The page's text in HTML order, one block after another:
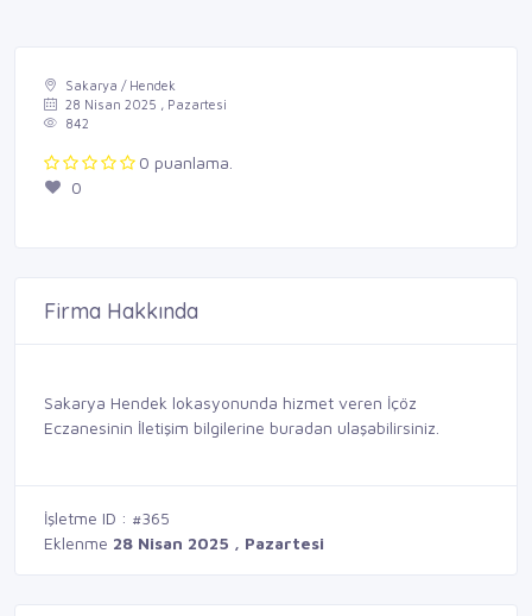
Sakarya / Hendek
28 Nisan 2025 , Pazartesi
842
0 puanlama.
0
Firma Hakkında
Sakarya Hendek lokasyonunda hizmet veren İçöz
Eczanesinin İletişim bilgilerine buradan ulaşabilirsiniz.
İşletme ID : #365
Eklenme 28 Nisan 2025 , Pazartesi